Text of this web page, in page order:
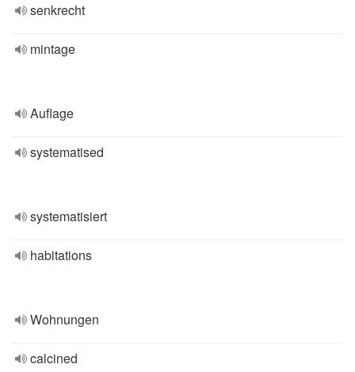
senkrecht
mintage
Auflage
systematised
systematisiert
habitations
Wohnungen
calcined